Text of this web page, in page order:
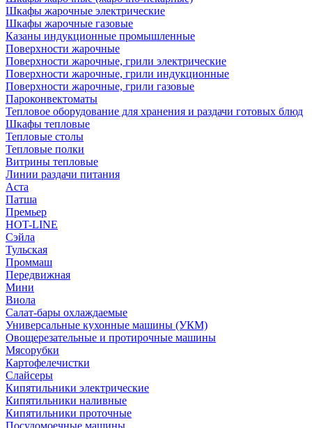
Шкафы жарочные электрические
Шкафы жарочные газовые
Казаны индукционные промышленные
Поверхности жарочные
Поверхности жарочные, грили электрические
Поверхности жарочные, грили индукционные
Поверхности жарочные, грили газовые
Пароконвектоматы
Тепловое оборудование для хранения и раздачи готовых блюд
Шкафы тепловые
Тепловые столы
Тепловые полки
Витрины тепловые
Линии раздачи питания
Аста
Патша
Премьер
HOT-LINE
Сэйла
Тульская
Проммаш
Передвижная
Мини
Виола
Салат-бары охлаждаемые
Универсальные кухонные машины (УКМ)
Овощерезательные и протирочные машины
Мясорубки
Картофелечистки
Слайсеры
Кипятильники электрические
Кипятильники наливные
Кипятильники проточные
Посудомоечные машины